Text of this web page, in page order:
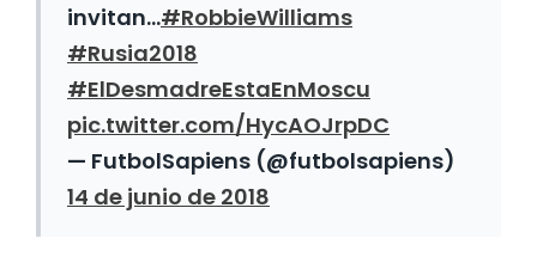
invitan…#RobbieWilliams
#Rusia2018
#ElDesmadreEstaEnMoscu
pic.twitter.com/HycAOJrpDC
— FutbolSapiens (@futbolsapiens)
14 de junio de 2018